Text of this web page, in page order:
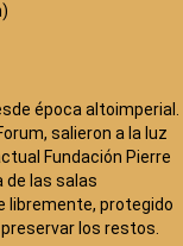
época altoimperial.
salieron a la luz
Fundación Pierre
de las salas
libremente, protegido
los restos.